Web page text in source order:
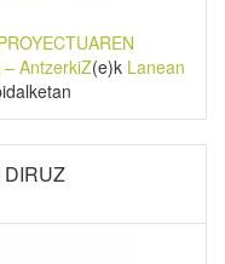
– AntzerkiZ(e)k Lanean